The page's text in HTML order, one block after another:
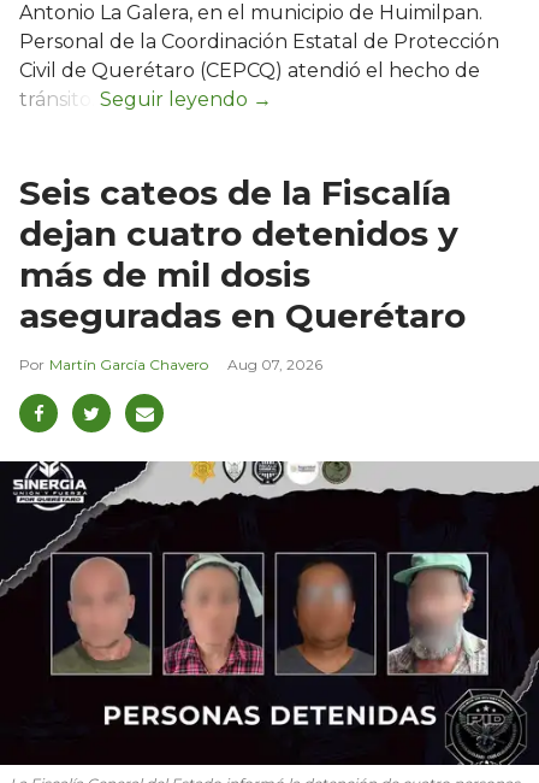
Antonio La Galera, en el municipio de Huimilpan.
Personal de la Coordinación Estatal de Protección
Civil de Querétaro (CEPCQ) atendió el hecho de
tránsito.
Seis cateos de la Fiscalía
dejan cuatro detenidos y
más de mil dosis
aseguradas en Querétaro
Martín García Chavero Aug 07, 2026